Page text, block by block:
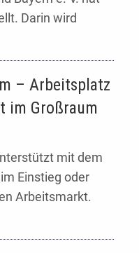
Darin wird
– Arbeitsplatz
im Großraum
mit dem
Einstieg oder
Arbeitsmarkt.